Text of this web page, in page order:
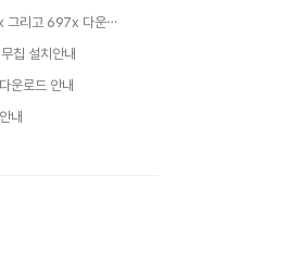
리고 697x 다운⋯
칩 설치안내
운로드 안내
내